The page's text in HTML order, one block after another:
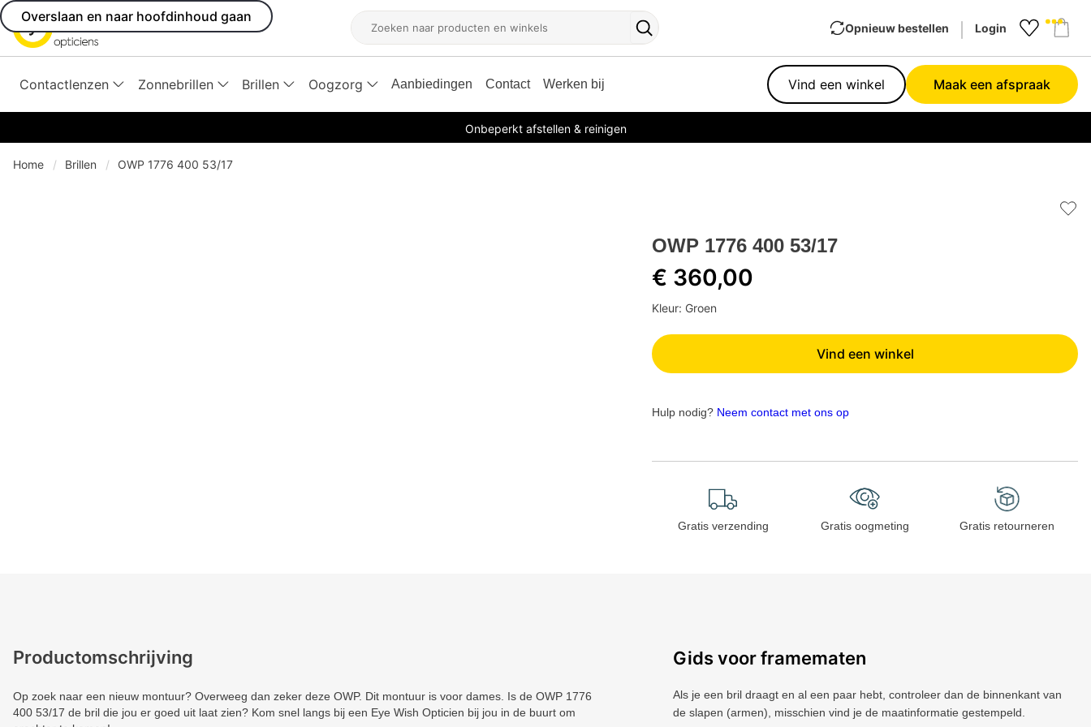
Overslaan en naar hoofdinhoud gaan
Zoeken
Zoekknop
Opnieuw bestellen Login
Contactlenzen Zonnebrillen Brillen Oogzorg Aanbiedingen Contact Werken bij Vind een winkel Maak een afspraak
Onbeperkt afstellen & reinigen
Home Brillen OWP 1776 400 53/17
OWP 1776 400 53/17
€ 360,00
Kleur: Groen
Vind een winkel
Hulp nodig? Neem contact met ons op
Gratis verzending Gratis oogmeting Gratis retourneren
Productomschrijving
Op zoek naar een nieuw montuur? Overweeg dan zeker deze OWP. Dit montuur is voor dames. Is de OWP 1776
400 53/17 de bril die jou er goed uit laat zien? Kom snel langs bij een Eye Wish Opticien bij jou in de buurt om
Gids voor framematen
Als je een bril draagt ​​en al een paar hebt, controleer dan de binnenkant van
de slapen (armen), misschien vind je de maatinformatie gestempeld.